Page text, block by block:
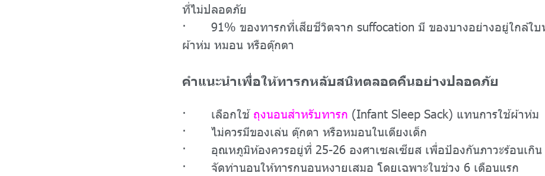
ที่ไม่ปลอดภัย
· 91% ของทารกที่เสียชีวิตจาก suffocation มี ของบางอย่างอยู่ใกล้ใบ
ผ้าห่ม หมอน หรือตุ๊กตา
คำแนะนำเพื่อให้ทารกหลับสนิทตลอดคืนอย่างปลอดภัย
· เลือกใช้ ถุงนอนสำหรับทารก (Infant Sleep Sack) แทนการใช้ผ้าห่ม
· ไม่ควรมีของเล่น ตุ๊กตา หรือหมอนในเตียงเด็ก
· อุณหภูมิห้องควรอยู่ที่ 25-26 องศาเซลเซียส เพื่อป้องกันภาวะร้อนเกิน
· จัดท่านอนให้ทารกนอนหงายเสมอ โดยเฉพาะในช่วง 6 เดือนแรก